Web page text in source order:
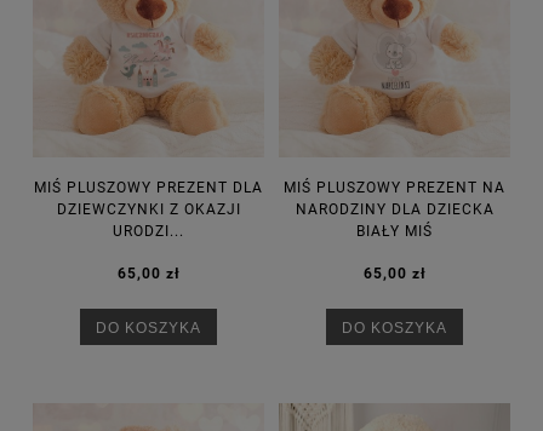
MIŚ PLUSZOWY PREZENT DLA
DZIEWCZYNKI Z OKAZJI
URODZI...
65,00 zł
DO KOSZYKA
MIŚ PLUSZOWY PREZENT NA
NARODZINY DLA DZIECKA
BIAŁY MIŚ
65,00 zł
DO KOSZYKA